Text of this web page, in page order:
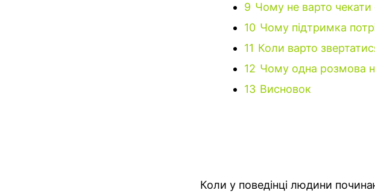
9 Чому не варто чекати
10 Чому підтримка
11 Коли варто
12 Чому одна розмова
13 Висновок
Коли у поведінці людини